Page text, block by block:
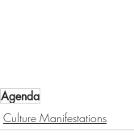
Agenda
Culture Manifestations